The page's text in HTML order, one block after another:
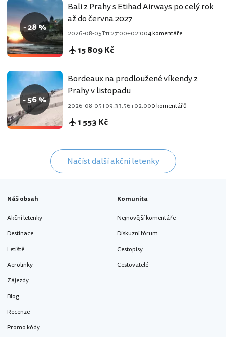
- 28 %
Bali z Prahy s Etihad Airways po celý rok
až do června 2027
2026-08-05T11:27:00+02:004 komentáře
15 809 Kč
- 56 %
Bordeaux na prodloužené víkendy z
Prahy v listopadu
2026-08-05T09:33:56+02:000 komentářů
1 553 Kč
Načíst další akční letenky
Náš obsah
Akční letenky
Destinace
Letiště
Aerolinky
Zájezdy
Blog
Recenze
Promo kódy
Komunita
Nejnovější komentáře
Diskuzní fórum
Cestopisy
Cestovatelé